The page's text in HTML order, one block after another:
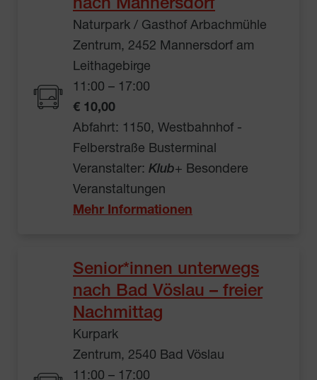
nach Mannersdorf
Naturpark / Gasthof Arbachmühle
Zentrum, 2452 Mannersdorf am
Leithagebirge
11:00 – 17:00
€ 10,00
Abfahrt: 1150, Westbahnhof -
Felberstraße Busterminal
Veranstalter: Klub+ Besondere
Veranstaltungen
Mehr Informationen
Senior*innen unterwegs
nach Bad Vöslau – freier
Nachmittag
Kurpark
Zentrum, 2540 Bad Vöslau
11:00 – 17:00